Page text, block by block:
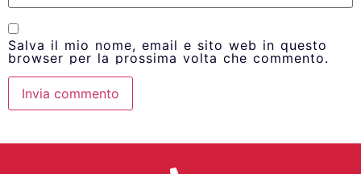
Salva il mio nome, email e sito web in questo
browser per la prossima volta che commento.